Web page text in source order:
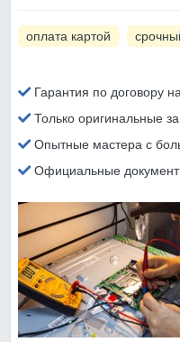
оплата картой
Гарантия по договору
Только оригинальные
Опытные мастера с
Официальные